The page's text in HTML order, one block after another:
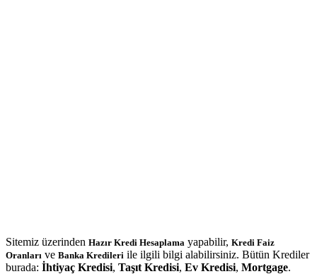
Sitemiz üzerinden Hazır Kredi Hesaplama yapabilir, Kredi Faiz
Oranları ve Banka Kredileri ile ilgili bilgi alabilirsiniz. Bütün Krediler
burada: İhtiyaç Kredisi, Taşıt Kredisi, Ev Kredisi, Mortgage.